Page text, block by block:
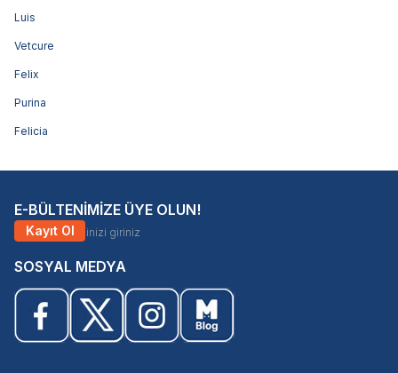
Luis
Vetcure
Felix
Purina
Felicia
E-BÜLTENİMİZE ÜYE OLUN!
Kayıt Ol
SOSYAL MEDYA